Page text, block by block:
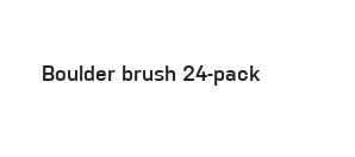
Boulder brush 24-pack